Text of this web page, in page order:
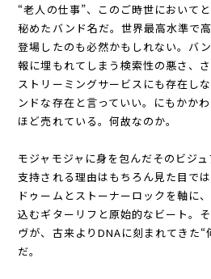
“老人の仕事”、このご時世において
秘めたバンド名だ。世界最高水準で
登場したのも必然かもしれない。バ
報に埋もれてしまう検索性の悪さ、
ストリーミングサービスにも存在し
ンドな存在と言っていい。にもかか
ほど売れている。何故なのか。
モジャモジャに身を包んだそのビジ
支持される理由はもちろん見た目で
ドゥームとストーナーロックを軸に
込むギターリフと原始的なビート。
ヴが、古来よりDNAに刻まれてきた
だ。